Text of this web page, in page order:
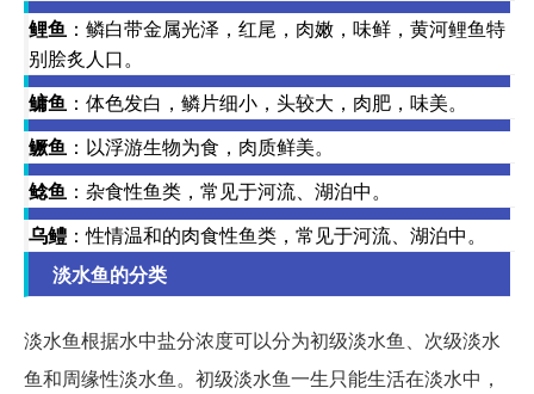
鲤鱼 ：鳞白带金属光泽，红尾，肉嫩，味鲜，黄河鲤鱼特
别脍炙人口。
鳙鱼 ：体色发白，鳞片细小，头较大，肉肥，味美。
鳜鱼 ：以浮游生物为食，肉质鲜美。
鲶鱼 ：杂食性鱼类，常见于河流、湖泊中。
乌鳢 ：性情温和的肉食性鱼类，常见于河流、湖泊中。
淡水鱼的分类
淡水鱼根据水中盐分浓度可以分为初级淡水鱼、次级淡水
鱼和周缘性淡水鱼。初级淡水鱼一生只能生活在淡水中，